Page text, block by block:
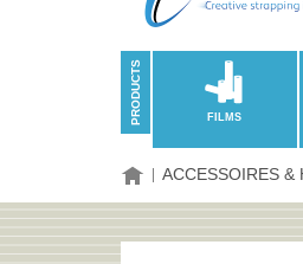
PRODUCTS FILMS
HOME
ACCESSOIRES &